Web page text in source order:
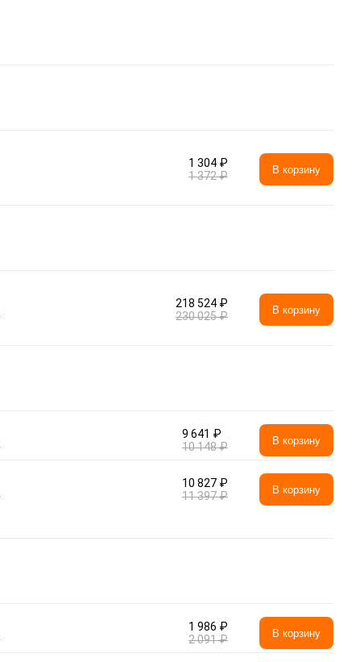
1 304 ₽
1 372 ₽
В корзину
218 524 ₽
230 025 ₽
В корзину
9 641 ₽
10 148 ₽
В корзину
10 827 ₽
11 397 ₽
В корзину
1 986 ₽
2 091 ₽
В корзину